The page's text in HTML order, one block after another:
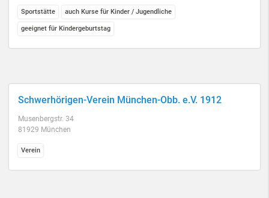
Sportstätte auch Kurse für Kinder / Jugendliche
geeignet für Kindergeburtstag
Schwerhörigen-Verein München-Obb. e.V. 1912
Musenbergstr. 34
81929 München
Verein